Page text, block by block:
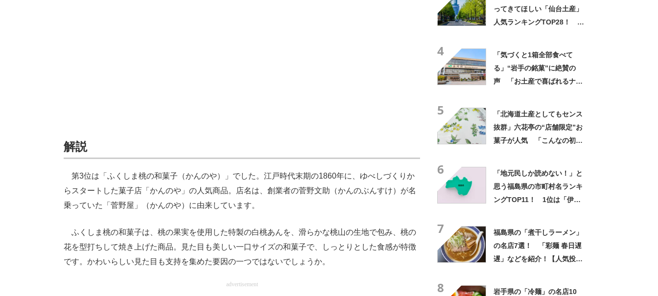
解説
第3位は「ふくしま桃の和菓子（かんのや）」でした。江戸時代末期の1860年に、ゆべしづくりか
らスタートした菓子店「かんのや」の人気商品。店名は、創業者の菅野文助（かんのぶんすけ）が名
乗っていた「菅野屋」（かんのや）に由来しています。
ふくしま桃の和菓子は、桃の果実を使用した特製の白桃あんを、滑らかな桃山の生地で包み、桃の
花を型打ちして焼き上げた商品。見た目も美しい一口サイズの和菓子で、しっとりとした食感が特徴
です。かわいらしい見た目も支持を集めた要因の一つではないでしょうか。
advertisement
ってきてほしい「仙台土産」
人気ランキングTOP28！ 第
4
「気づくと1箱全部食べて
る」“岩手の銘菓”に絶賛の
声 「お土産で喜ばれるナン
5
「北海道土産としてもセンス
抜群」六花亭の“店舗限定”お
菓子が人気 「こんなの初め
6
「地元民しか読めない！」と
思う福島県の市町村名ランキ
ングTOP11！ 1位は「伊達
7
福島県の「煮干しラーメン」
の名店7選！ 「彩麺 春日遅
遅」などを紹介！【人気投票
8
岩手県の「冷麺」の名店10